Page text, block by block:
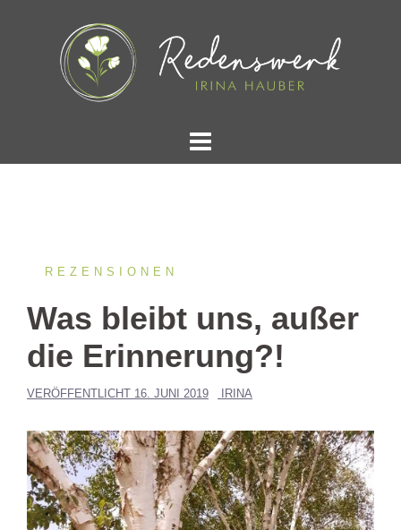
REZENSIONEN
Was bleibt uns, außer
die Erinnerung?!
VERÖFFENTLICHT 16. JUNI 2019 IRINA